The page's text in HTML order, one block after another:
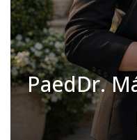
PaedDr.